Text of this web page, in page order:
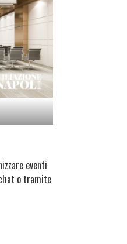
eventi
o tramite